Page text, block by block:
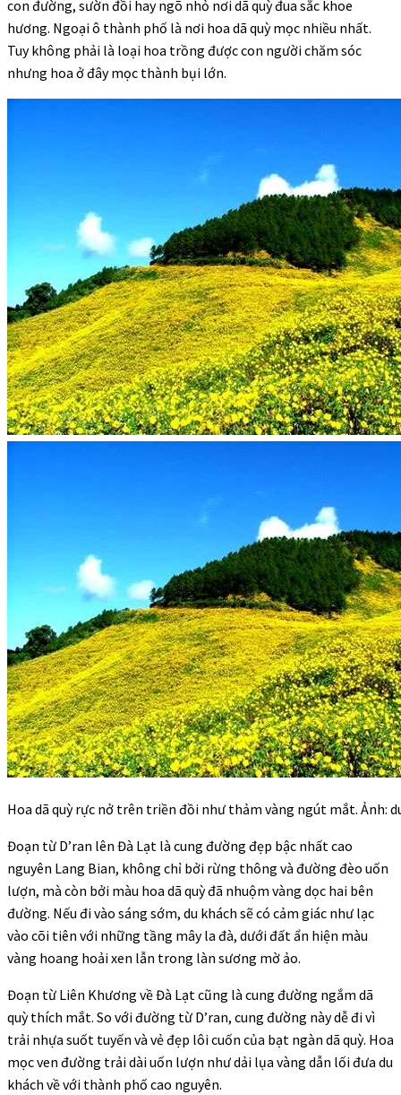
con đường, sườn đồi hay ngõ nhỏ nơi dã quỳ đua sắc khoe
hương. Ngoại ô thành phố là nơi hoa dã quỳ mọc nhiều nhất.
Tuy không phải là loại hoa trồng được con người chăm sóc
nhưng hoa ở đây mọc thành bụi lớn.
Hoa dã quỳ rực nở trên triền đồi như thảm vàng ngút mắt. Ảnh:
Đoạn từ D’ran lên Đà Lạt là cung đường đẹp bậc nhất cao
nguyên Lang Bian, không chỉ bởi rừng thông và đường đèo uốn
lượn, mà còn bởi màu hoa dã quỳ đã nhuộm vàng dọc hai bên
đường. Nếu đi vào sáng sớm, du khách sẽ có cảm giác như lạc
vào cõi tiên với những tầng mây la đà, dưới đất ẩn hiện màu
vàng hoang hoải xen lẫn trong làn sương mờ ảo.
Đoạn từ Liên Khương về Đà Lạt cũng là cung đường ngắm dã
quỳ thích mắt. So với đường từ D’ran, cung đường này dễ đi vì
trải nhựa suốt tuyến và vẻ đẹp lôi cuốn của bạt ngàn dã quỳ. Hoa
mọc ven đường trải dài uốn lượn như dải lụa vàng dẫn lối đưa du
khách về với thành phố cao nguyên.